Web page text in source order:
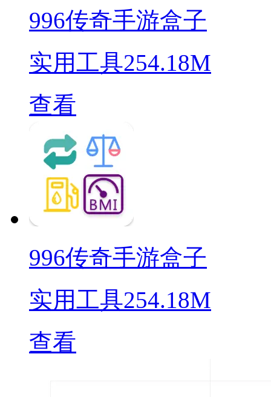
996传奇手游盒子
实用工具254.18M
查看
996传奇手游盒子
实用工具254.18M
查看